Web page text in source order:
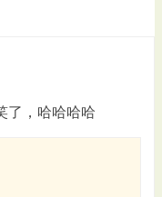
了，哈哈哈哈